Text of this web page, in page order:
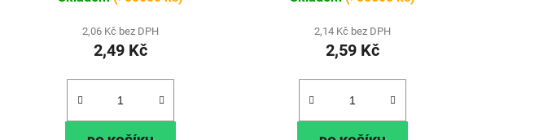
2,06 Kč bez DPH
2,49 Kč
2,14 Kč bez DPH
2,59 Kč